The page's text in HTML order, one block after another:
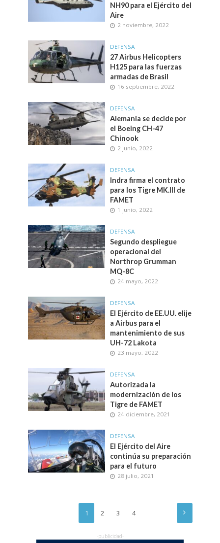
NH90 para el Ejército del
Aire
2 noviembre, 2022
DEFENSA
27 Airbus Helicopters
H125 para las fuerzas
armadas de Brasil
16 septiembre, 2022
DEFENSA
Alemania se decide por
el Boeing CH-47
Chinook
2 junio, 2022
DEFENSA
Indra firma el contrato
para los Tigre MK.III de
FAMET
1 junio, 2022
DEFENSA
Segundo despliegue
operacional del
Northrop Grumman
MQ-8C
24 mayo, 2022
DEFENSA
El Ejército de EE.UU. elije
a Airbus para el
mantenimiento de sus
UH-72 Lakota
23 mayo, 2022
DEFENSA
Autorizada la
modernización de los
Tigre de FAMET
24 diciembre, 2021
DEFENSA
El Ejército del Aire
continúa su preparación
para el futuro
28 julio, 2021
1 2 3 4